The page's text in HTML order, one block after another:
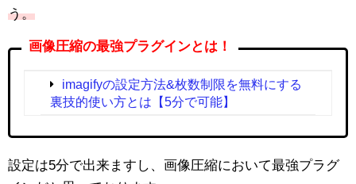
う。
画像圧縮の最強プラグインとは！
imagifyの設定方法&枚数制限を無料にする
裏技的使い方とは【5分で可能】
設定は5分で出来ますし、画像圧縮において最強プラグ